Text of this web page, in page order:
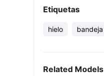
Etiquetas
hielo bandeja
Related Models